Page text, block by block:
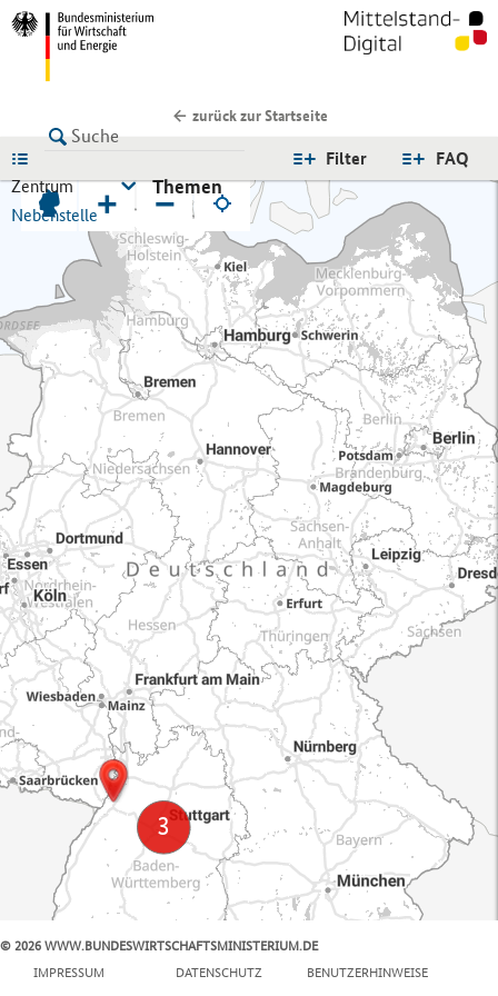
zurück zur Startseite
FAQ
Filter
Zentrum
Nebenstelle
Themen
+ −
© 2026 WWW.BUNDESWIRTSCHAFTSMINISTERIUM.DE
IMPRESSUM
DATENSCHUTZ BENUTZERHINWEISE